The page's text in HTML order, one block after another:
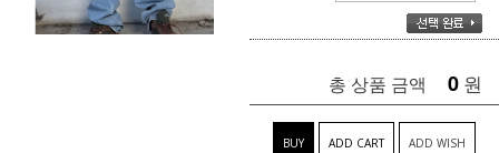
총 상품 금액 0 원
BUY ADD CART ADD WISH